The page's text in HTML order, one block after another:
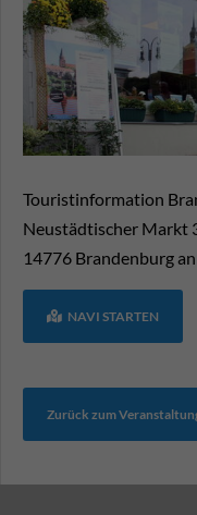
Touristinformation
Neustädtischer Markt
14776 Brandenburg
NAVI STARTEN
Zurück zum